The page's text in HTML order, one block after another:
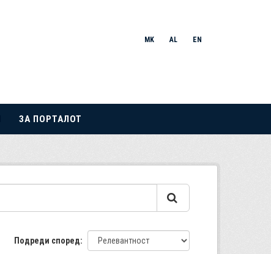
MK AL EN
ЗА ПОРТАЛОТ
Подреди според